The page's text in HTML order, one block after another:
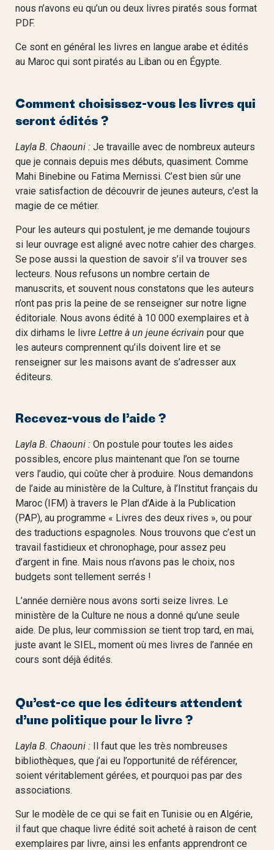
nous n’avons eu qu’un ou deux livres piratés sous format
PDF.
Ce sont en général les livres en langue arabe et édités
au Maroc qui sont piratés au Liban ou en Égypte.
Comment choisissez-vous les livres qui
seront édités ?
Layla B. Chaouni : Je travaille avec de nombreux auteurs
que je connais depuis mes débuts, quasiment. Comme
Mahi Binebine ou Fatima Mernissi. C’est bien sûr une
vraie satisfaction de découvrir de jeunes auteurs, c’est la
magie de ce métier.
Pour les auteurs qui postulent, je me demande toujours
si leur ouvrage est aligné avec notre cahier des charges.
Se pose aussi la question de savoir s’il va trouver ses
lecteurs. Nous refusons un nombre certain de
manuscrits, et souvent nous constatons que les auteurs
n’ont pas pris la peine de se renseigner sur notre ligne
éditoriale. Nous avons édité à 10 000 exemplaires et à
dix dirhams le livre Lettre à un jeune écrivain pour que
les auteurs comprennent qu’ils doivent lire et se
renseigner sur les maisons avant de s’adresser aux
éditeurs.
Recevez-vous de l’aide ?
Layla B. Chaouni : On postule pour toutes les aides
possibles, encore plus maintenant que l’on se tourne
vers l’audio, qui coûte cher à produire. Nous demandons
de l’aide au ministère de la Culture, à l’Institut français du
Maroc (IFM) à travers le Plan d’Aide à la Publication
(PAP), au programme « Livres des deux rives », ou pour
des traductions espagnoles. Nous trouvons que c’est un
travail fastidieux et chronophage, pour assez peu
d’argent in fine. Mais nous n’avons pas le choix, nos
budgets sont tellement serrés !
L’année dernière nous avons sorti seize livres. Le
ministère de la Culture ne nous a donné qu’une seule
aide. De plus, leur commission se tient trop tard, en mai,
juste avant le SIEL, moment où mes livres de l’année en
cours sont déjà édités.
Qu’est-ce que les éditeurs attendent
d’une politique pour le livre ?
Layla B. Chaouni : Il faut que les très nombreuses
bibliothèques, que j’ai eu l’opportunité de référencer,
soient véritablement gérées, et pourquoi pas par des
associations.
Sur le modèle de ce qui se fait en Tunisie ou en Algérie,
il faut que chaque livre édité soit acheté à raison de cent
exemplaires par livre, ainsi les enfants apprendront ce